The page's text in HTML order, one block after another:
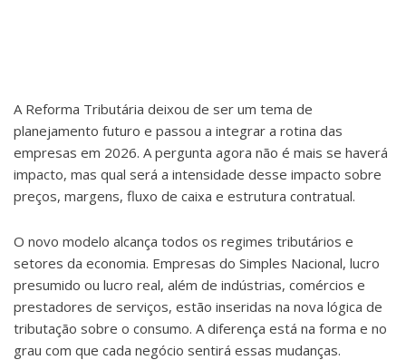
A Reforma Tributária deixou de ser um tema de
planejamento futuro e passou a integrar a rotina das
empresas em 2026. A pergunta agora não é mais se haverá
impacto, mas qual será a intensidade desse impacto sobre
preços, margens, fluxo de caixa e estrutura contratual.
O novo modelo alcança todos os regimes tributários e
setores da economia. Empresas do Simples Nacional, lucro
presumido ou lucro real, além de indústrias, comércios e
prestadores de serviços, estão inseridas na nova lógica de
tributação sobre o consumo. A diferença está na forma e no
grau com que cada negócio sentirá essas mudanças.